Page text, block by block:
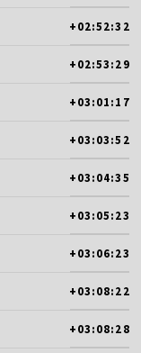
+02:52:32
+02:53:29
+03:01:17
+03:03:52
+03:04:35
+03:05:23
+03:06:23
+03:08:22
+03:08:28